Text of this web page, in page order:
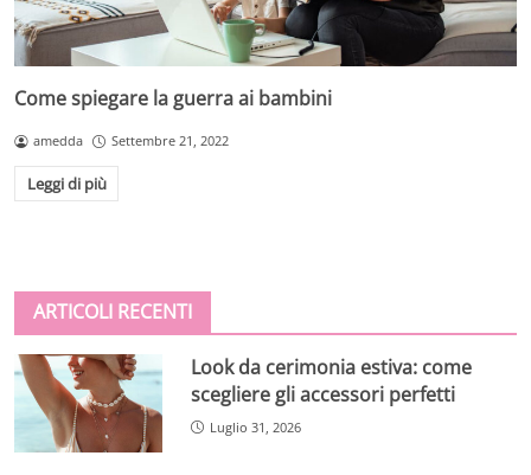
Come spiegare la guerra ai bambini
amedda Settembre 21, 2022
Leggi di più
ARTICOLI RECENTI
Look da cerimonia estiva: come
scegliere gli accessori perfetti
Luglio 31, 2026